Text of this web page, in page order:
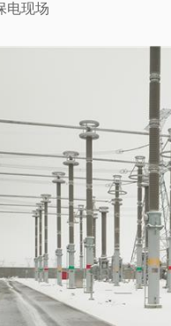
电现场